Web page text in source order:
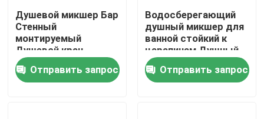
Faucet смесителя кухни
Faucet таза мытья
Душевой микшер Бар
Стенный
монтируемый
Душевой кран
Однорычажный
Душевой микшер
Для открытой
Отправить запрос
Водосберегающий
душный микшер для
ванной стойкий к
царапинам Душный
кран без родника
Отправить запрос